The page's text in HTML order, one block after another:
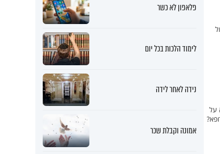
על
פלאפון לא כשר
לימוד הלכות בכל יום
נידה לאחר לידה
אמונה וקבלת שכר